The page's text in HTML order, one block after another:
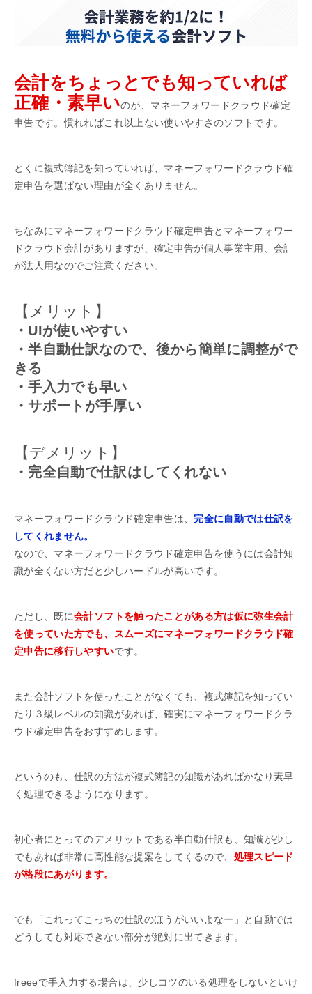
会計をちょっとでも知っていれば
正確・素早いのが、マネーフォワードクラウド確定
申告です。慣れればこれ以上ない使いやすさのソフトです。
とくに複式簿記を知っていれば、マネーフォワードクラウド確
定申告を選ばない理由が全くありません。
ちなみにマネーフォワードクラウド確定申告とマネーフォワー
ドクラウド会計がありますが、確定申告が個人事業主用、会計
が法人用なのでご注意ください。
【メリット】
・UIが使いやすい
・半自動仕訳なので、後から簡単に調整がで
きる
・手入力でも早い
・サポートが手厚い
【デメリット】
・完全自動で仕訳はしてくれない
マネーフォワードクラウド確定申告は、 完全に自動では仕訳を
してくれません。
なので、マネーフォワードクラウド確定申告を使うには会計知
識が全くない方だと少しハードルが高いです。
ただし、既に会計ソフトを触ったことがある方は仮に弥生会計
を使っていた方でも、スムーズにマネーフォワードクラウド確
定申告に移行しやすいです。
また会計ソフトを使ったことがなくても、複式簿記を知ってい
たり３級レベルの知識があれば、確実にマネーフォワードクラ
ウド確定申告をおすすめします。
というのも、仕訳の方法が複式簿記の知識があればかなり素早
く処理できるようになります。
初心者にとってのデメリットである半自動仕訳も、知識が少し
でもあれば非常に高性能な提案をしてくるので、 処理スピード
が格段にあがります。
でも「これってこっちの仕訳のほうがいいよなー」と自動では
どうしても対応できない部分が絶対に出てきます。
freeeで手入力する場合は、少しコツのいる処理をしないといけ